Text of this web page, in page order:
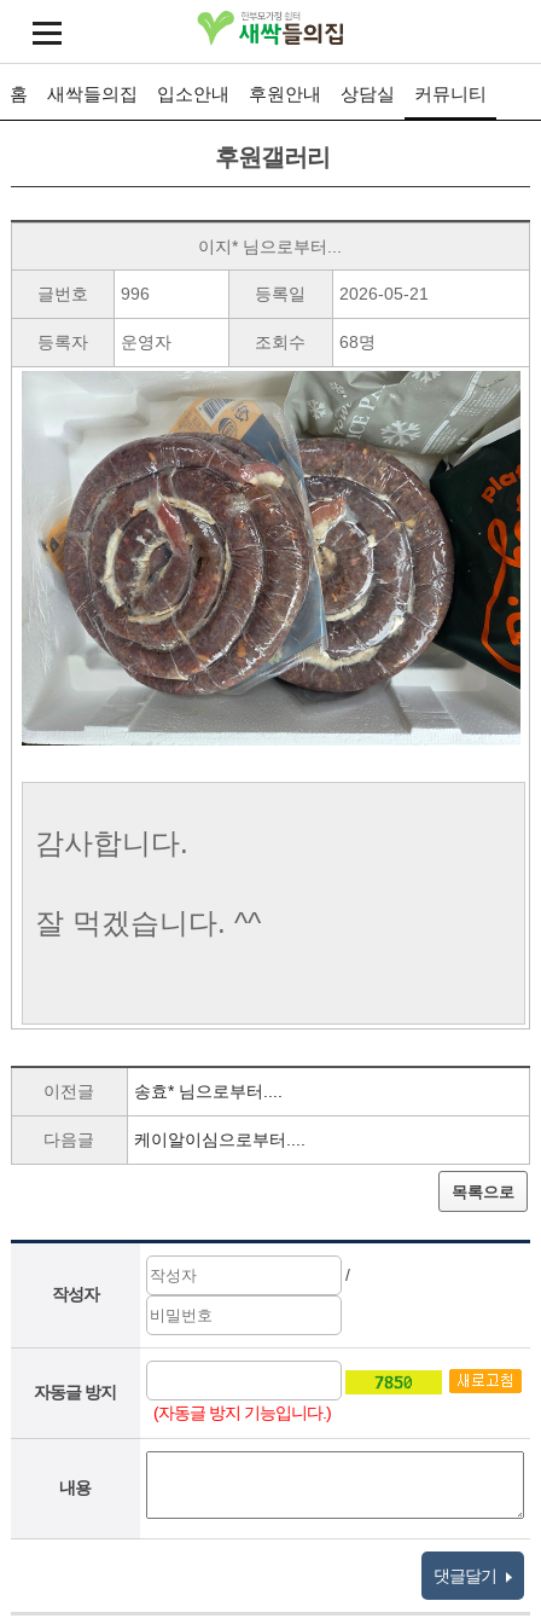
홈 새싹들의집 입소안내 후원안내 상담실 커뮤니티
후원갤러리
이지* 님으로부터...
글번호 996 등록일 2026-05-21
등록자 운영자 조회수 68명
감사합니다.
잘 먹겠습니다. ^^
이전글 송효* 님으로부터....
다음글 케이알이심으로부터....
목록으로
작성자
/
자동글 방지
(자동글 방지 기능입니다.)
내용
댓글달기